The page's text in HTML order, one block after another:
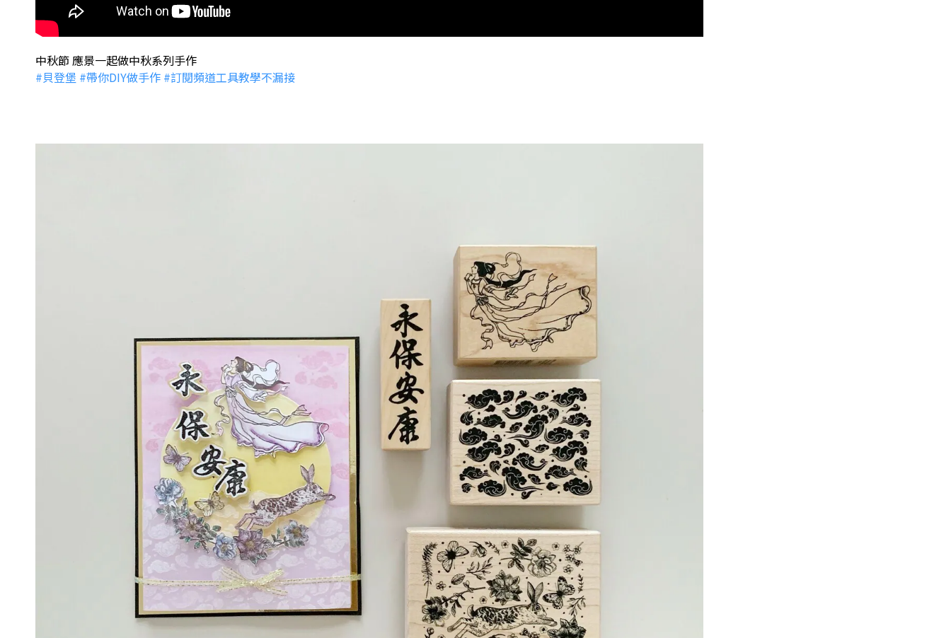
中秋節 應景一起做中秋系列手作
#貝登堡 #帶你DIY做手作 #訂閱頻道工具教學不漏接